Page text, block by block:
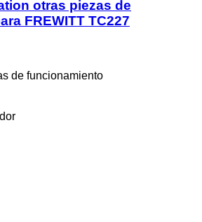
otras piezas de
FREWITT TC227
de funcionamiento